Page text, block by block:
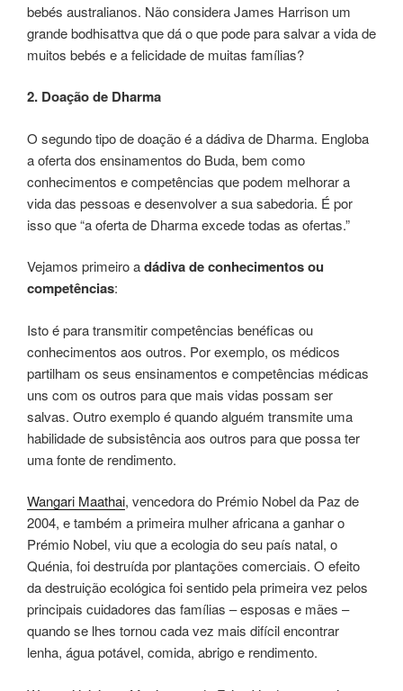
bebés australianos. Não considera James Harrison um
grande bodhisattva que dá o que pode para salvar a vida de
muitos bebés e a felicidade de muitas famílias?
2. Doação de Dharma
O segundo tipo de doação é a dádiva de Dharma. Engloba
a oferta dos ensinamentos do Buda, bem como
conhecimentos e competências que podem melhorar a
vida das pessoas e desenvolver a sua sabedoria. É por
isso que “a oferta de Dharma excede todas as ofertas.”
Vejamos primeiro adádiva de conhecimentos ou
competências:
Isto é para transmitir competências benéficas ou
conhecimentos aos outros. Por exemplo, os médicos
partilham os seus ensinamentos e competências médicas
uns com os outros para que mais vidas possam ser
salvas. Outro exemplo é quando alguém transmite uma
habilidade de subsistência aos outros para que possa ter
uma fonte de rendimento.
Wangari Maathai, vencedora do Prémio Nobel da Paz de
2004, e também a primeira mulher africana a ganhar o
Prémio Nobel, viu que a ecologia do seu país natal, o
Quénia, foi destruída por plantações comerciais. O efeito
da destruição ecológica foi sentido pela primeira vez pelos
principais cuidadores das famílias – esposas e mães –
quando se lhes tornou cada vez mais difícil encontrar
lenha, água potável, comida, abrigo e rendimento.